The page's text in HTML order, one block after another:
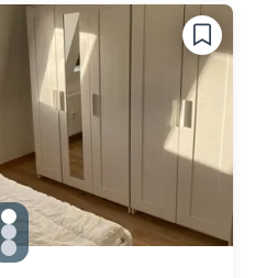
gallery.slide_selector
Zu Slide 1 wechseln
Zu Slide 2 wechseln
Zu Slide 3 wechseln